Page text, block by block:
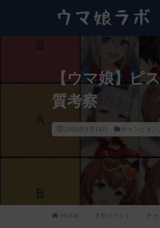
【ウマ娘】ピ
質考察
2022年3月14日 チャンピオ
HOME 大型イベント チ